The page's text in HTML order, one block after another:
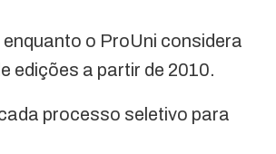
o ProUni considera
edições a partir de 2010.
processo seletivo para